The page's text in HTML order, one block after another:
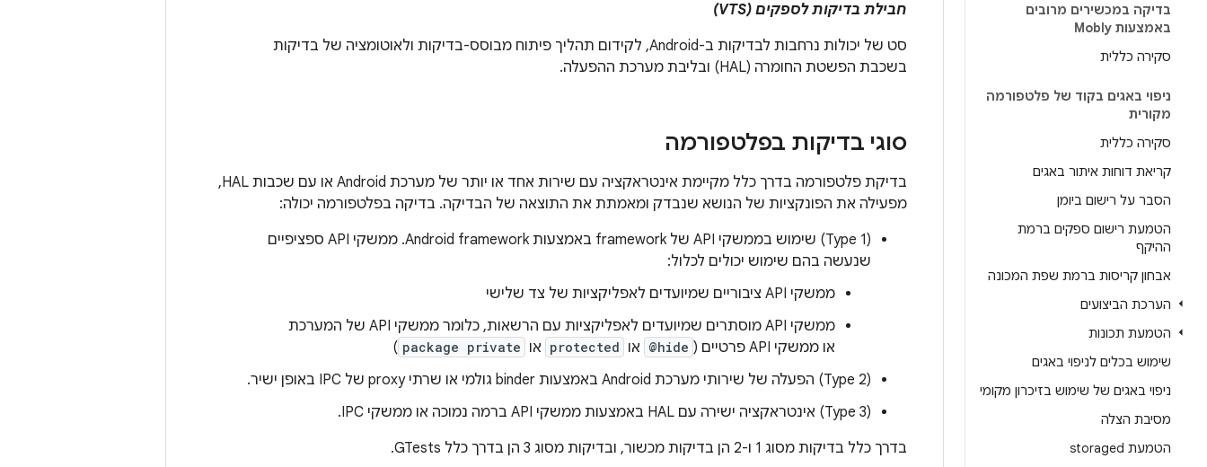
בדיקה במכשירים מרובים
באמצעות Mobly
סקירה כללית
ניפוי באגים בקוד של פלטפורמה
מקורית
סקירה כללית
קריאת דוחות איתור באגים
הסבר על רישום ביומן
הטמעת רישום ספקים ברמת
ההיקף
אבחון קריסות ברמת שפת המכונה
הערכת הביצועים
הטמעת תכונות
שימוש בכלים לניפוי באגים
ניפוי באגים של שימוש בזיכרון מקומי
מסיבת הצלה
הטמעת storaged
חבילת בדיקות לספקים (VTS)
סט של יכולות נרחבות לבדיקות ב-Android, לקידום תהליך פיתוח מבוסס-בדיקות ולאוטומציה של בדיקות
בשכבת הפשטת החומרה (HAL) ובליבת מערכת ההפעלה.
סוגי בדיקות בפלטפורמה
בדיקת פלטפורמה בדרך כלל מקיימת אינטראקציה עם שירות אחד או יותר של מערכת Android או עם שכבות HAL,
מפעילה את הפונקציות של הנושא שנבדק ומאמתת את התוצאה של הבדיקה. בדיקה בפלטפורמה יכולה:
‫(Type 1) שימוש בממשקי API של framework באמצעות Android framework. ממשקי API ספציפיים
שנעשה בהם שימוש יכולים לכלול:
ממשקי API ציבוריים שמיועדים לאפליקציות של צד שלישי
ממשקי API מוסתרים שמיועדים לאפליקציות עם הרשאות, כלומר ממשקי API של המערכת
או ממשקי API פרטיים (
@hide או protected או package private
)
‫(Type 2) הפעלה של שירותי מערכת Android באמצעות binder גולמי או שרתי proxy של IPC באופן ישיר.
‫(Type 3) אינטראקציה ישירה עם HAL באמצעות ממשקי API ברמה נמוכה או ממשקי IPC.
בדרך כלל בדיקות מסוג 1 ו-2 הן בדיקות מכשור, ובדיקות מסוג 3 הן בדרך כלל GTests.